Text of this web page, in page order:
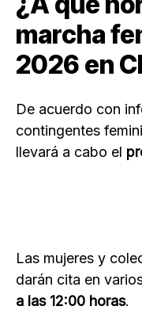
marcha
2026 en
De acuerdo con
contingentes
llevará a cabo el
Las mujeres y
darán cita en
a las 12:00 horas.